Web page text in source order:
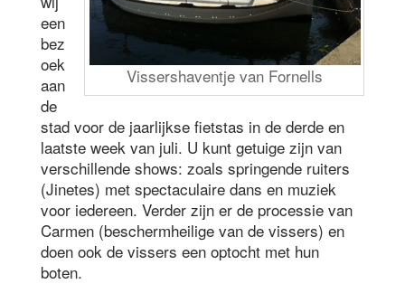
Vissershaventje van Fornells
een
bez
oek
aan
de
stad voor de jaarlijkse fietstas in de derde en
laatste week van juli. U kunt getuige zijn van
verschillende shows: zoals springende ruiters
(Jinetes) met spectaculaire dans en muziek
voor iedereen. Verder zijn er de processie van
Carmen (beschermheilige van de vissers) en
doen ook de vissers een optocht met hun
boten.